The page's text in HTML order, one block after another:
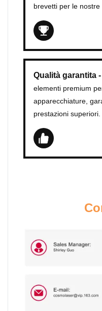
brevetti per le nostre
Qualità garantita -
elementi premium
apparecchiature,
prestazioni superiori.